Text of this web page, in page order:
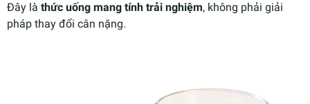
Đây là thức uống mang tính trải nghiệm, không phải giải
pháp thay đổi cân nặng.